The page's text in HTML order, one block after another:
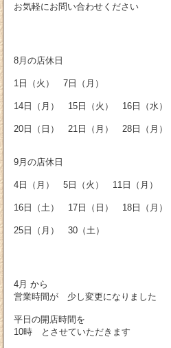
お気軽にお問い合わせください
8月の店休日
1日（火） 7日（月）
14日（月） 15日（火） 16日（水）
20日（日） 21日（月） 28日（月）
9月の店休日
4日（月） 5日（火） 11日（月）
16日（土） 17日（日） 18日（月）
25日（月） 30（土）
4月 から
営業時間が 少し変更になりました
平日の開店時間を
10時 とさせていただきます